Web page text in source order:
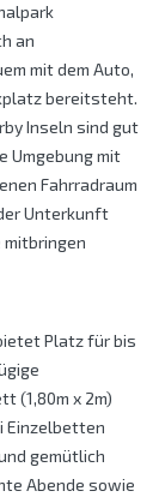
an
mit dem Auto,
bereitsteht.
Inseln sind gut
Umgebung mit
Fahrradraum
Unterkunft
mitbringen
Platz für bis
(1,80m x 2m)
Einzelbetten
gemütlich
Abende sowie